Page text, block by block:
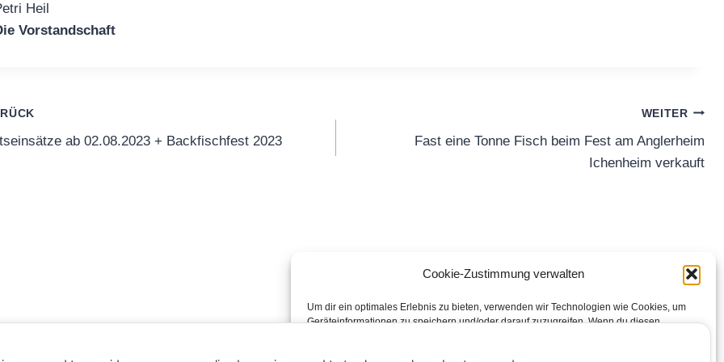
Cookie-Zustimmung verwalten
Um dir ein optimales Erlebnis zu bieten, verwenden wir Technologien wie Cookies, um
Geräteinformationen zu speichern und/oder darauf zuzugreifen. Wenn du diesen
Heil
Vorstandschaft
ab 02.08.2023 + Backfischfest 2023
WEITER
Fast eine Tonne Fisch beim Fest am Anglerheim
Ichenheim verkauft
Impressum Datenschutzerklärung
Kontakt